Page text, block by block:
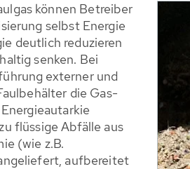
können Betreiber
selbst Energie
deutlich reduzieren
senken. Bei
externer und
die Gas-
flüssige Abfälle aus
(wie z.B.
aufbereitet